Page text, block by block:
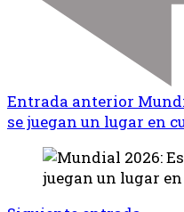
Entrada anterior
se juegan un lugar en